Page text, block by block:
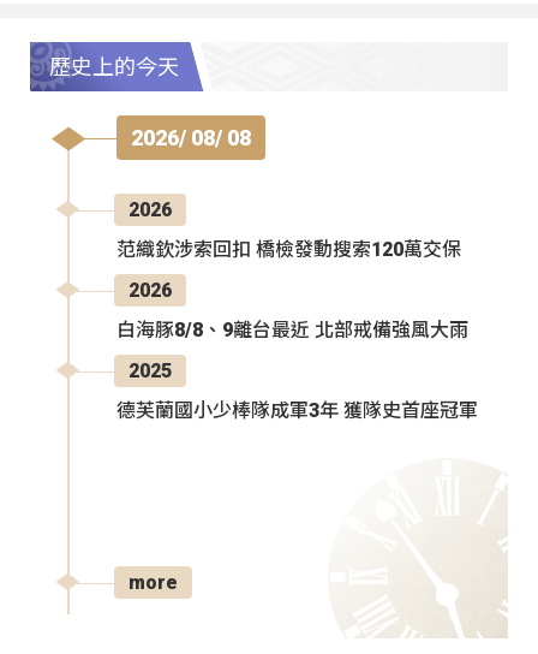
歷史上的今天
2026/ 08/ 08
2026
范織欽涉索回扣 橋檢發動搜索120萬交保
2026
白海豚8/8、9離台最近 北部戒備強風大雨
2025
德芙蘭國小少棒隊成軍3年 獲隊史首座冠軍
more